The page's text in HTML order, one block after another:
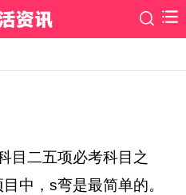
二五项必考科目之
中，s弯是最简单的。